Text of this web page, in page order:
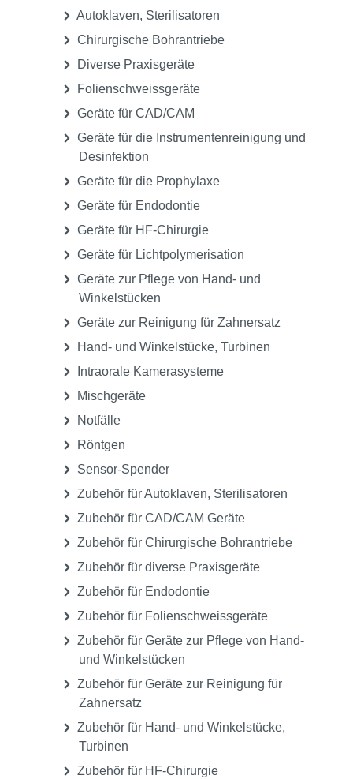
Autoklaven, Sterilisatoren
Chirurgische Bohrantriebe
Diverse Praxisgeräte
Folienschweissgeräte
Geräte für CAD/CAM
Geräte für die Instrumentenreinigung und
Desinfektion
Geräte für die Prophylaxe
Geräte für Endodontie
Geräte für HF-Chirurgie
Geräte für Lichtpolymerisation
Geräte zur Pflege von Hand- und
Winkelstücken
Geräte zur Reinigung für Zahnersatz
Hand- und Winkelstücke, Turbinen
Intraorale Kamerasysteme
Mischgeräte
Notfälle
Röntgen
Sensor-Spender
Zubehör für Autoklaven, Sterilisatoren
Zubehör für CAD/CAM Geräte
Zubehör für Chirurgische Bohrantriebe
Zubehör für diverse Praxisgeräte
Zubehör für Endodontie
Zubehör für Folienschweissgeräte
Zubehör für Geräte zur Pflege von Hand-
und Winkelstücken
Zubehör für Geräte zur Reinigung für
Zahnersatz
Zubehör für Hand- und Winkelstücke,
Turbinen
Zubehör für HF-Chirurgie